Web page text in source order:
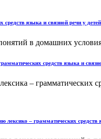
языка и связной речи у
в домашних
средств языка и
– грамматических
– грамматических средств